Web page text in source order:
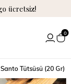
ücretsiz!
0
Tütsüsü (20 Gr)